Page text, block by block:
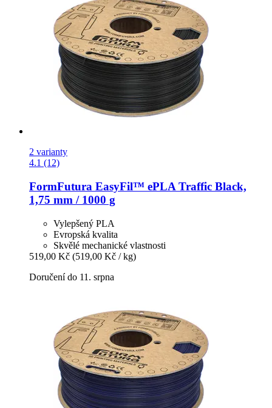
2 varianty
4.1 (12)
FormFutura EasyFil™ ePLA Traffic Black,
1,75 mm / 1000 g
Vylepšený PLA
Evropská kvalita
Skvělé mechanické vlastnosti
519,00 Kč (519,00 Kč / kg)
Doručení do 11. srpna